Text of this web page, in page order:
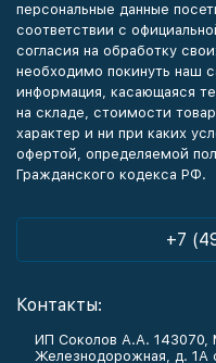
персональные данные
соответствии с
согласия на обработку
необходимо покинуть наш
информация, касающаяся
на складе, стоимости
характер и ни при каких
офертой, определяемой
Гражданского кодекса РФ.
+7
Контакты:
ИП Соколов А.А. 143070,
Железнодорожная, д. 1А